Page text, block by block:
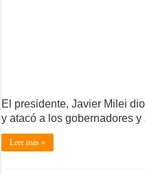
El presidente, Javier Milei
y atacó a los gobernadores
Leer más »